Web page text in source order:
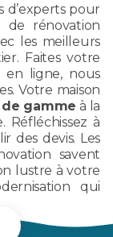
d’experts pour
de rénovation
les meilleurs
Faites votre
en ligne, nous
Votre maison
gamme à la
à
des devis. Les
savent
lustre à votre
qui